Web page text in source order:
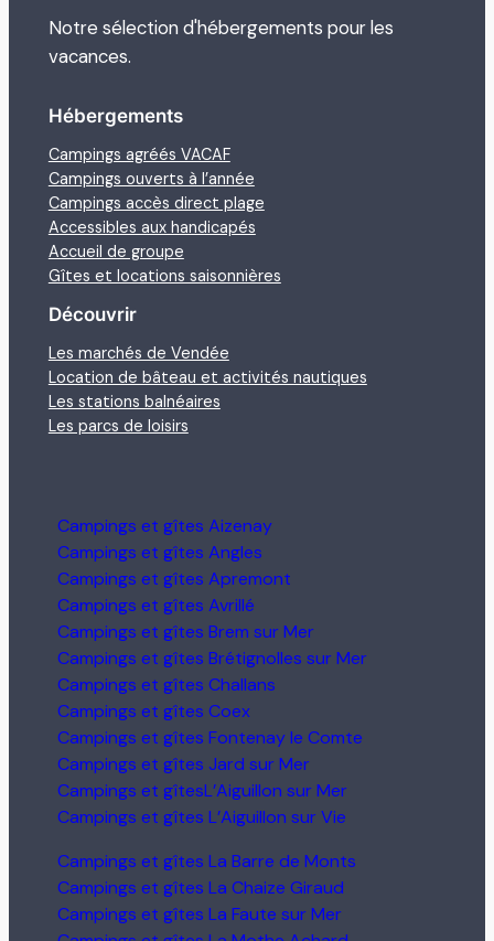
Notre sélection d'hébergements pour les
vacances.
Hébergements
Campings agréés VACAF
Campings ouverts à l’année
Campings accès direct plage
Accessibles aux handicapés
Accueil de groupe
Gîtes et locations saisonnières
Découvrir
Les marchés de Vendée
Location de bâteau et activités nautiques
Les stations balnéaires
Les parcs de loisirs
Campings et gîtes Aizenay
Campings et gîtes Angles
Campings et gîtes Apremont
Campings et gîtes Avrillé
Campings et gîtes Brem sur Mer
Campings et gîtes Brétignolles sur Mer
Campings et gîtes Challans
Campings et gîtes Coex
Campings et gîtes Fontenay le Comte
Campings et gîtes Jard sur Mer
Campings et gîtesL’Aiguillon sur Mer
Campings et gîtes L’Aiguillon sur Vie
Campings et gîtes La Barre de Monts
Campings et gîtes La Chaize Giraud
Campings et gîtes La Faute sur Mer